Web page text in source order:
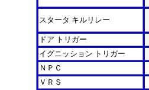
スタータ キルリレー
ドア トリガー
イグニッション トリガー
ＮＰＣ
ＶＲＳ